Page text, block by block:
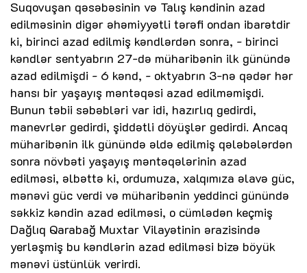
Suqovuşan qəsəbəsinin və Talış kəndinin azad
edilməsinin digər əhəmiyyətli tərəfi ondan ibarətdir
ki, birinci azad edilmiş kəndlərdən sonra, - birinci
kəndlər sentyabrın 27-də müharibənin ilk günündə
azad edilmişdi - 6 kənd, - oktyabrın 3-nə qədər hər
hansı bir yaşayış məntəqəsi azad edilməmişdi.
Bunun təbii səbəbləri var idi, hazırlıq gedirdi,
manevrlər gedirdi, şiddətli döyüşlər gedirdi. Ancaq
müharibənin ilk günündə əldə edilmiş qələbələrdən
sonra növbəti yaşayış məntəqələrinin azad
edilməsi, əlbəttə ki, ordumuza, xalqımıza əlavə güc,
mənəvi güc verdi və müharibənin yeddinci günündə
səkkiz kəndin azad edilməsi, o cümlədən keçmiş
Dağlıq Qarabağ Muxtar Vilayətinin ərazisində
yerləşmiş bu kəndlərin azad edilməsi bizə böyük
mənəvi üstünlük verirdi.